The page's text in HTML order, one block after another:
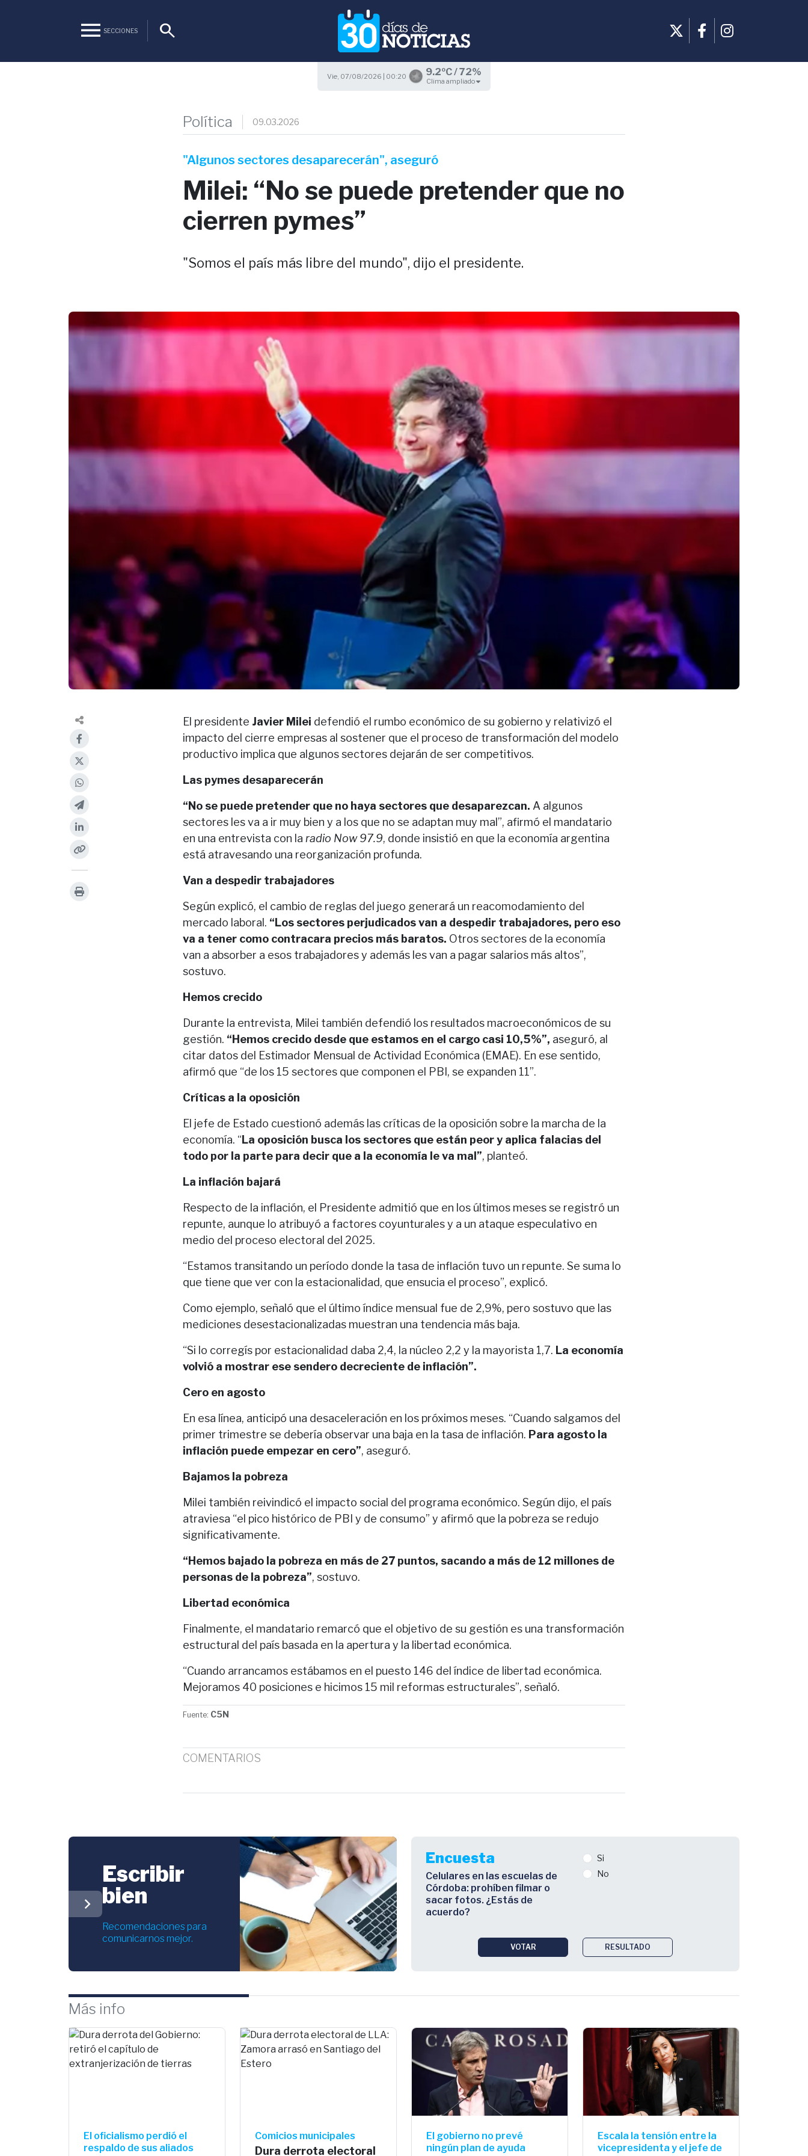
menu SECCIONES search
Vie, 07/08/2026 | 00:20 9.2ºC / 72%
Clima ampliado
Política 09.03.2026
"Algunos sectores desaparecerán", aseguró
Milei: “No se puede pretender que no
cierren pymes”
"Somos el país más libre del mundo", dijo el presidente.
El presidente Javier Milei defendió el rumbo económico de su gobierno y relativizó el
impacto del cierre empresas al sostener que el proceso de transformación del modelo
productivo implica que algunos sectores dejarán de ser competitivos.
Las pymes desaparecerán
“No se puede pretender que no haya sectores que desaparezcan. A algunos
sectores les va a ir muy bien y a los que no se adaptan muy mal”, afirmó el mandatario
en una entrevista con la radio Now 97.9, donde insistió en que la economía argentina
está atravesando una reorganización profunda.
Van a despedir trabajadores
Según explicó, el cambio de reglas del juego generará un reacomodamiento del
mercado laboral. “Los sectores perjudicados van a despedir trabajadores, pero eso
va a tener como contracara precios más baratos. Otros sectores de la economía
van a absorber a esos trabajadores y además les van a pagar salarios más altos”,
sostuvo.
Hemos crecido
Durante la entrevista, Milei también defendió los resultados macroeconómicos de su
gestión. “Hemos crecido desde que estamos en el cargo casi 10,5%”, aseguró, al
citar datos del Estimador Mensual de Actividad Económica (EMAE). En ese sentido,
afirmó que “de los 15 sectores que componen el PBI, se expanden 11”.
Críticas a la oposición
El jefe de Estado cuestionó además las críticas de la oposición sobre la marcha de la
economía. “La oposición busca los sectores que están peor y aplica falacias del
todo por la parte para decir que a la economía le va mal”, planteó.
La inflación bajará
Respecto de la inflación, el Presidente admitió que en los últimos meses se registró un
repunte, aunque lo atribuyó a factores coyunturales y a un ataque especulativo en
medio del proceso electoral del 2025.
“Estamos transitando un período donde la tasa de inflación tuvo un repunte. Se suma lo
que tiene que ver con la estacionalidad, que ensucia el proceso”, explicó.
Como ejemplo, señaló que el último índice mensual fue de 2,9%, pero sostuvo que las
mediciones desestacionalizadas muestran una tendencia más baja.
“Si lo corregís por estacionalidad daba 2,4, la núcleo 2,2 y la mayorista 1,7. La economía
volvió a mostrar ese sendero decreciente de inflación”.
Cero en agosto
En esa línea, anticipó una desaceleración en los próximos meses. “Cuando salgamos del
primer trimestre se debería observar una baja en la tasa de inflación. Para agosto la
inflación puede empezar en cero”, aseguró.
Bajamos la pobreza
Milei también reivindicó el impacto social del programa económico. Según dijo, el país
atraviesa “el pico histórico de PBI y de consumo” y afirmó que la pobreza se redujo
significativamente.
“Hemos bajado la pobreza en más de 27 puntos, sacando a más de 12 millones de
personas de la pobreza”, sostuvo.
Libertad económica
Finalmente, el mandatario remarcó que el objetivo de su gestión es una transformación
estructural del país basada en la apertura y la libertad económica.
“Cuando arrancamos estábamos en el puesto 146 del índice de libertad económica.
Mejoramos 40 posiciones e hicimos 15 mil reformas estructurales”, señaló.
Fuente: C5N
COMENTARIOS
chevron_right
Escribir
bien
Recomendaciones para
comunicarnos mejor.
Encuesta
Celulares en las escuelas de
Córdoba: prohíben filmar o
sacar fotos. ¿Estás de
acuerdo?
Si
No
VOTAR RESULTADO
Más info
El oficialismo perdió el
respaldo de sus aliados
Comicios municipales
Dura derrota electoral
El gobierno no prevé
ningún plan de ayuda
Escala la tensión entre la
vicepresidenta y el jefe de